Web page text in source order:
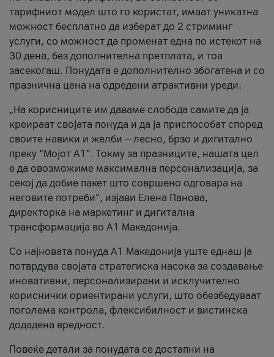
тарифниот модел што го користат, имаат уникатна
можност бесплатно да изберат до 2 стриминг
услуги, со можност да променат една по истекот на
30 дена, без дополнителна претплата, и тоа
засекогаш. Понудата е дополнително збогатена и со
празнична цена на одредени атрактивни уреди.
„На корисниците им даваме слобода самите да ја
креираат својата понуда и да ја приспособат според
своите навики и желби — лесно, брзо и дигитално
преку “Мојот А1”. Токму за празниците, нашата цел
е да овозможиме максимална персонализација, за
секој да добие пакет што совршено одговара на
неговите потреби“, изјави Елена Панова,
директорка на маркетинг и дигитална
трансформација во А1 Македонија.
Со најновата понуда А1 Македонија уште еднаш ја
потврдува својата стратегиска насока за создавање
иновативни, персонализирани и исклучително
кориснички ориентирани услуги, што обезбедуваат
поголема контрола, флексибилност и вистинска
додадена вредност.
Повеќе детали за понудата се достапни на